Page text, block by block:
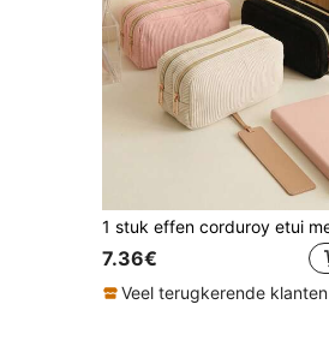
7.36€
Veel terugkerende klanten